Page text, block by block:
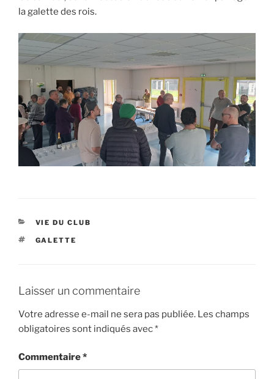
la galette des rois.
CATÉGORIES
VIE DU CLUB
ÉTIQUETTES
GALETTE
Laisser un commentaire
Votre adresse e-mail ne sera pas publiée. Les champs
obligatoires sont indiqués avec*
Commentaire*